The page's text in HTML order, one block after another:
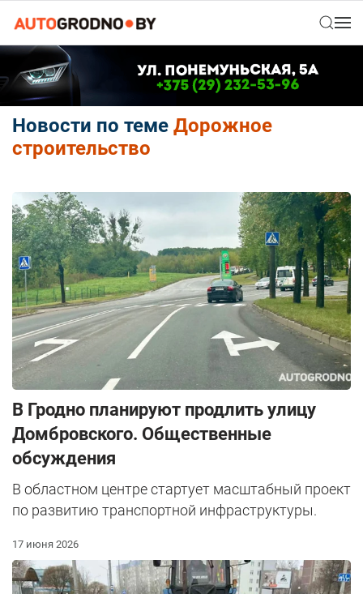
Новости по теме Дорожное
строительство
В Гродно планируют продлить улицу
Домбровского. Общественные
обсуждения
В областном центре стартует масштабный проект
по развитию транспортной инфраструктуры.
17 июня 2026